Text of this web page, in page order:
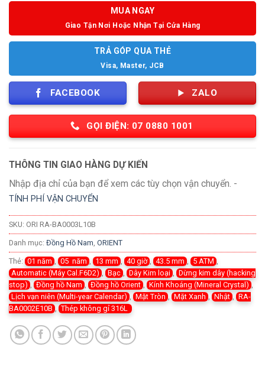
MUA NGAY
Giao Tận Nơi Hoặc Nhận Tại Cửa Hàng
TRẢ GÓP QUA THẺ
Visa, Master, JCB
FACEBOOK ZALO
GỌI ĐIỆN: 07 0880 1001
THÔNG TIN GIAO HÀNG DỰ KIẾN
Nhập địa chỉ của bạn để xem các tùy chọn vận chuyển. -
TÍNH PHÍ VẬN CHUYỂN
SKU: ORI RA-BA0003L10B
Danh mục: Đồng Hồ Nam, ORIENT
Thẻ: 01 năm , 05 năm , 13 mm , 40 giờ , 43.5 mm , 5 ATM ,
Automatic (Máy Cal.F6D2) , Bạc , Dây Kim loại , Dừng kim dây (hacking
stop) , Đồng hồ Nam , Đồng hồ Orient , Kính Khoáng (Mineral Crystal) ,
Lịch vạn niên (Multi-year Calendar) , Mặt Tròn , Mặt Xanh , Nhật , RA-
BA0002E10B , Thép không gỉ 316L